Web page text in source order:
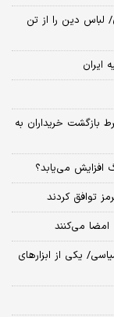
لباس دین را از تن
بازگشت خریداران به
افزایش می‌یابد؟
توافق کردند
یکی از ابزارهای